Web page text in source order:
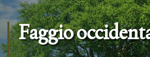
Faggio